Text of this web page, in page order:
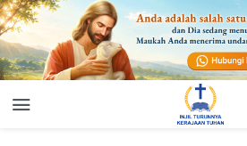
7. Cara mengenali esensi natur manusia